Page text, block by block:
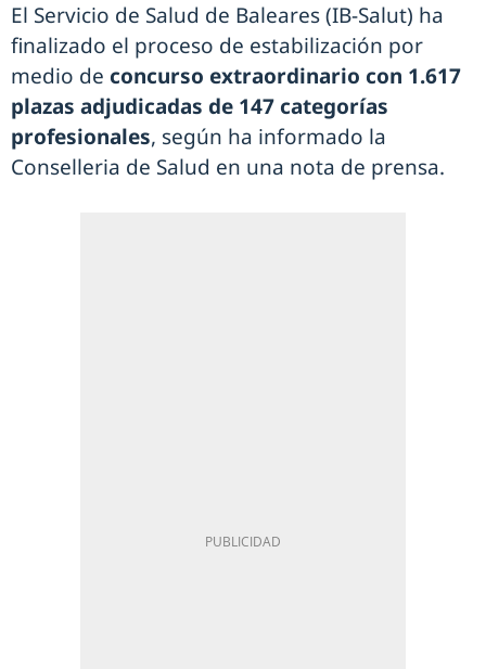
El Servicio de Salud de Baleares (IB-Salut) ha
finalizado el proceso de estabilización por
medio de concurso extraordinario con 1.617
plazas adjudicadas de 147 categorías
profesionales, según ha informado la
Conselleria de Salud en una nota de prensa.